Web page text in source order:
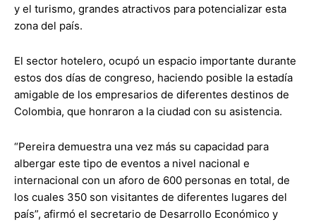
y el turismo, grandes atractivos para potencializar esta
zona del país.
El sector hotelero, ocupó un espacio importante durante
estos dos días de congreso, haciendo posible la estadía
amigable de los empresarios de diferentes destinos de
Colombia, que honraron a la ciudad con su asistencia.
“Pereira demuestra una vez más su capacidad para
albergar este tipo de eventos a nivel nacional e
internacional con un aforo de 600 personas en total, de
los cuales 350 son visitantes de diferentes lugares del
país”, afirmó el secretario de Desarrollo Económico y